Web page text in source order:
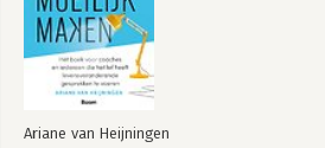
Ariane van Heijningen